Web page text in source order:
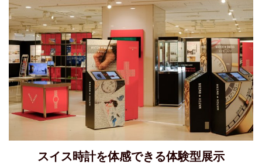
スイス時計を体感できる体験型展示